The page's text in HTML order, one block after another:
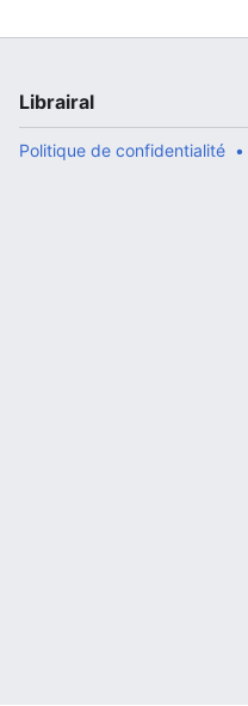
Librairal
Politique de confidentialité